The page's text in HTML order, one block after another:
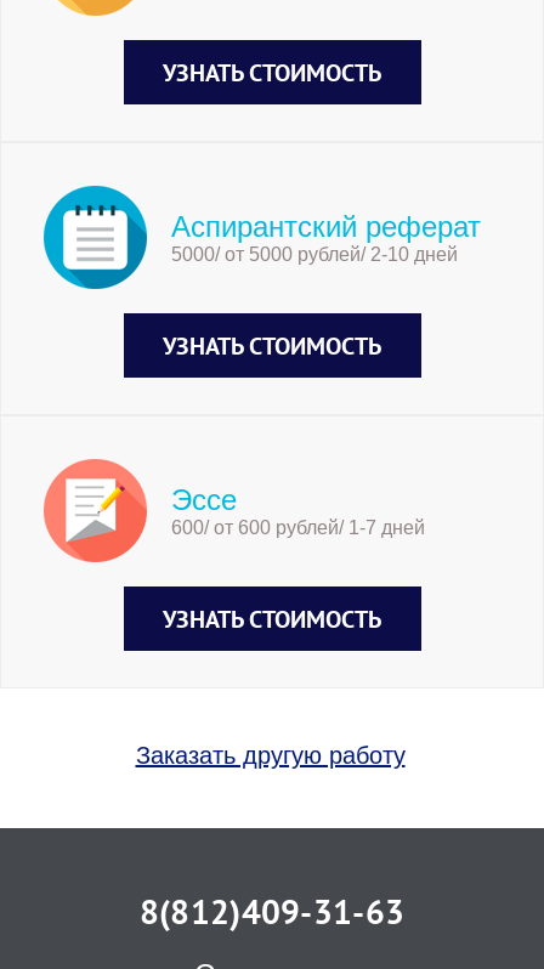
УЗНАТЬ СТОИМОСТЬ
Аспирантский реферат
5000/ от 5000 рублей/ 2-10 дней
УЗНАТЬ СТОИМОСТЬ
Эссе
600/ от 600 рублей/ 1-7 дней
УЗНАТЬ СТОИМОСТЬ
Заказать другую работу
8(812)409-31-63